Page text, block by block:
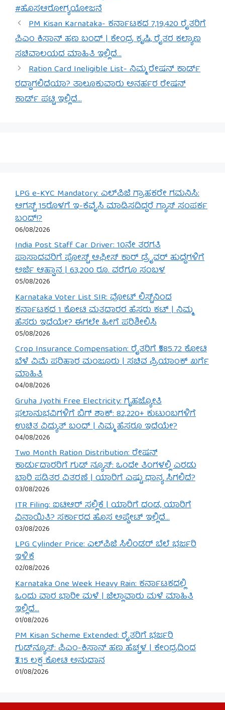
#ಹೊಸಆರೋಗ್ಯಯೋಜನೆ
PM Kisan Karnataka- ಕರ್ನಾಟಕದ 7,19,420 ರೈತರಿಗೆ
ಪಿಎಂ ಕಿಸಾನ್ ಹಣ ಬಂದ್ | ಕೇಂದ್ರ ಕೃಷಿ, ರೈತರ ಕಲ್ಯಾಣ
ಸಚಿವಾಲಯದ ಮಾಹಿತಿ ಇಲ್ಲಿದೆ…
Ration Card Ineligible List- ನಿಮ್ಮ ರೇಷನ್ ಕಾರ್ಡ್
ರದ್ದಾಗಲಿದೆಯಾ? ತಾಲೂಕುವಾರು ಅನರ್ಹರ ರೇಷನ್
ಕಾರ್ಡ್ ಪಟ್ಟಿ ಇಲ್ಲಿದೆ…
LPG e-KYC Mandatory: ಎಲ್‌ಪಿಜಿ ಗ್ರಾಹಕರೇ ಗಮನಿಸಿ:
ಆಗಸ್ಟ್ 15ರೊಳಗೆ ಇ-ಕೆವೈಸಿ ಮಾಡಿಸದಿದ್ದರೆ ಗ್ಯಾಸ್ ಸಂಪರ್ಕ
ಬಂದ್!?
06/08/2026
India Post Staff Car Driver: 10ನೇ ತರಗತಿ
ಪಾಸಾದವರಿಗೆ ಪೋಸ್ಟ್ ಆಫೀಸ್ ಕಾರ್ ಡ್ರೈವರ್ ಹುದ್ದೆಗಳಿಗೆ
ಅರ್ಜಿ ಆಹ್ವಾನ | 63,200 ರೂ. ವರೆಗೂ ಸಂಬಳ
05/08/2026
Karnataka Voter List SIR: ವೋಟ್ ಲಿಸ್ಟ್‌ನಿಂದ
ಕರ್ನಾಟಕದ 1 ಕೋಟಿ ಮತದಾರರ ಹೆಸರು ಕಟ್ | ನಿಮ್ಮ
ಹೆಸರು ಇದೆಯೇ? ಈಗಲೇ ಹೀಗೆ ಪರಿಶೀಲಿಸಿ
05/08/2026
Crop Insurance Compensation: ರೈತರಿಗೆ ₹585.72 ಕೋಟಿ
ಬೆಳೆ ವಿಮೆ ಪರಿಹಾರ ಮಂಜೂರು | ಸಚಿವ ಪ್ರಿಯಾಂಕ್ ಖರ್ಗೆ
ಮಾಹಿತಿ
04/08/2026
Gruha Jyothi Free Electricity: ಗೃಹಜ್ಯೋತಿ
ಫಲಾನುಭವಿಗಳಿಗೆ ಬಿಗ್ ಶಾಕ್: 82,220+ ಕುಟುಂಬಗಳಿಗೆ
ಉಚಿತ ವಿದ್ಯುತ್ ಬಂದ್ | ನಿಮ್ಮ ಹೆಸರೂ ಇದೆಯೇ?
04/08/2026
Two Month Ration Distribution: ರೇಷನ್
ಕಾರ್ಡುದಾರರಿಗೆ ಗುಡ್ ನ್ಯೂಸ್: ಒಂದೇ ತಿಂಗಳಲ್ಲಿ ಎರಡು
ಬಾರಿ ಪಡಿತರ ವಿತರಣೆ | ಯಾರಿಗೆ ಎಷ್ಟು ಧಾನ್ಯ ಸಿಗಲಿದೆ?
03/08/2026
ITR Filing: ಐಟಿಆರ್ ಸಲ್ಲಿಕೆ | ಯಾರಿಗೆ ದಂಡ, ಯಾರಿಗೆ
ವಿನಾಯಿತಿ? ಸರ್ಕಾರದ ಹೊಸ ಅಪ್ಡೇಟ್ ಇಲ್ಲಿದೆ…
03/08/2026
LPG Cylinder Price: ಎಲ್‌ಪಿಜಿ ಸಿಲಿಂಡರ್ ಬೆಲೆ ಭರ್ಜರಿ
ಇಳಿಕೆ
02/08/2026
Karnataka One Week Heavy Rain: ಕರ್ನಾಟಕದಲ್ಲಿ
ಒಂದು ವಾರ ಭಾರೀ ಮಳೆ | ಜಿಲ್ಲಾವಾರು ಮಳೆ ಮಾಹಿತಿ
ಇಲ್ಲಿದೆ…
01/08/2026
PM Kisan Scheme Extended: ರೈತರಿಗೆ ಭರ್ಜರಿ
ಗುಡ್‌ನ್ಯೂಸ್: ಪಿಎಂ-ಕಿಸಾನ್ ಹಣ ಹೆಚ್ಚಳ | ಕೇಂದ್ರದಿಂದ
₹3.15 ಲಕ್ಷ ಕೋಟಿ ಅನುದಾನ
01/08/2026